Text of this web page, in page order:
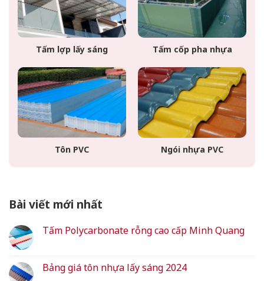
Tấm lợp lấy sáng Tấm cốp pha nhựa
Tôn PVC Ngói nhựa PVC
Bài viết mới nhất
Tấm Polycarbonate rỗng cao cấp Minh Quang
Bảng giá tôn nhựa lấy sáng 2024